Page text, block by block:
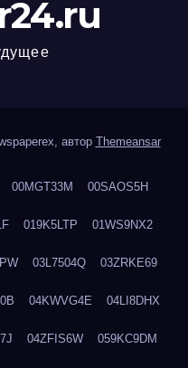
автор Themeansar
00MGT33M 00SAOS5H
019K5LTP 01WS9NX2
03L7504Q 03ZRKE69
04KWVG4E 04LI8DHX
04ZFIS6W 059KC9DM